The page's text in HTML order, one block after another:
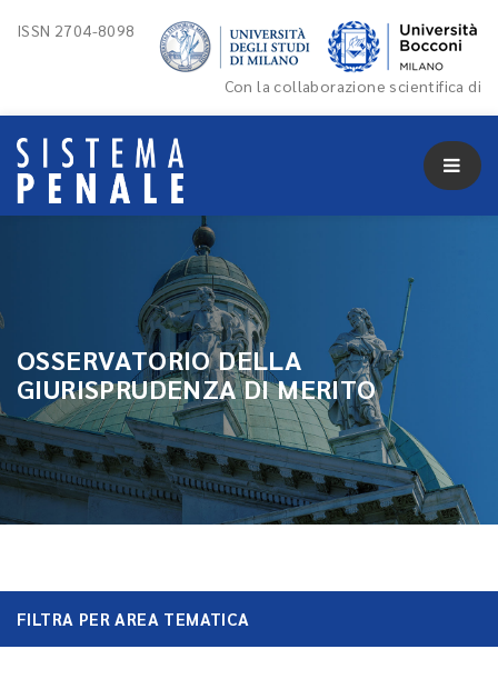
ISSN 2704-8098
Con la collaborazione scientifica di
OSSERVATORIO DELLA
GIURISPRUDENZA DI MERITO
FILTRA PER AREA TEMATICA